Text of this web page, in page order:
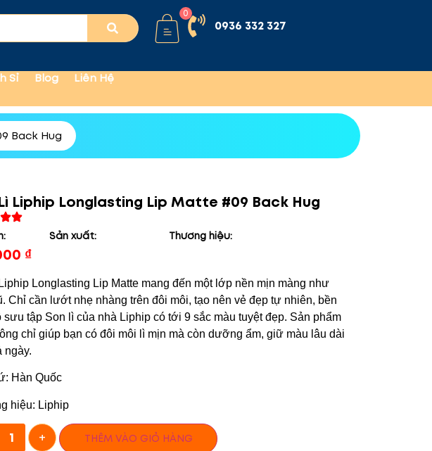
0
0936 332 327
Sỉ Blog Liên Hệ
Back Hug
Liphip Longlasting Lip Matte #09 Back Hug
Sản xuất: Thương hiệu:
₫
Longlasting Lip Matte mang đến một lớp nền mịn màng như
Chỉ cần lướt nhẹ nhàng trên đôi môi, tạo nên vẻ đẹp tự nhiên, bền
sưu tập Son lì của nhà Liphip có tới 9 sắc màu tuyệt đẹp. Sản phẩm
chỉ giúp bạn có đôi môi lì mịn mà còn dưỡng ẩm, giữ màu lâu dài
ngày.
Hàn Quốc
hiệu: Liphip
+ THÊM VÀO GIỎ HÀNG